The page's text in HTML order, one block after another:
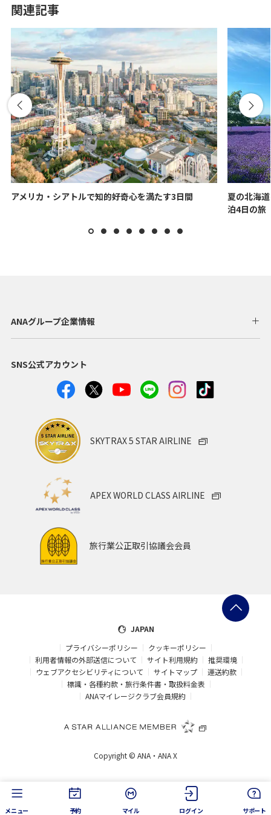
関連記事
アメリカ・シアトルで知的好奇心を満たす3日間
夏の北海
泊4日の旅
ANAグループ企業情報
SNS公式アカウント
SKYTRAX 5 STAR AIRLINE
APEX WORLD CLASS AIRLINE
旅行業公正取引協議会会員
JAPAN
プライバシーポリシー
クッキーポリシー
利用者情報の外部送信について
サイト利用規約
推奨環境
ウェブアクセシビリティについて
サイトマップ
運送約款
標識・各種約款・旅行条件書・取扱料金表
ANAマイレージクラブ会員規約
Copyright © ANA・ANA X
メニュー 予約 マイル ログイン サポート